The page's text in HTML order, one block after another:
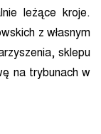
leżące kroje.
z własnym
sklepu
na trybunach w